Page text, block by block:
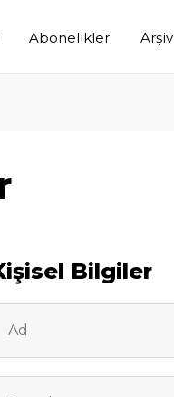
Abonelikler Arşiv
Bilgiler